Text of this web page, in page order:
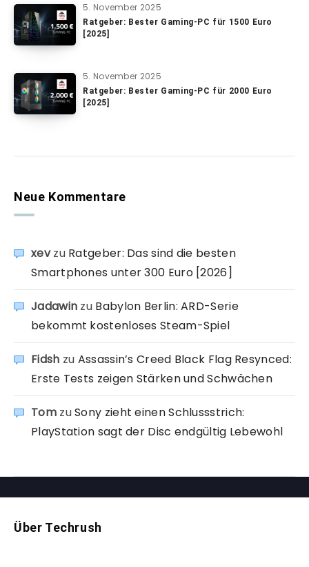
5. November 2025
Ratgeber: Bester Gaming-PC für 1500 Euro
[2025]
5. November 2025
Ratgeber: Bester Gaming-PC für 2000 Euro
[2025]
Neue Kommentare
xevzu Ratgeber: Das sind die besten
Smartphones unter 300 Euro [2026]
Jadawin zu Babylon Berlin: ARD-Serie
bekommt kostenloses Steam-Spiel
Fidsh zu Assassin’s Creed Black Flag Resynced:
Erste Tests zeigen Stärken und Schwächen
TomzuSony zieht einen Schlussstrich:
PlayStation sagt der Disc endgültig Lebewohl
Über Techrush